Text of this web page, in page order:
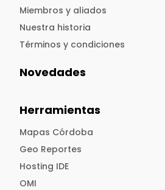
Miembros y aliados
Nuestra historia
Términos y condiciones
Novedades
Herramientas
Mapas Córdoba
Geo Reportes
Hosting IDE
OMI